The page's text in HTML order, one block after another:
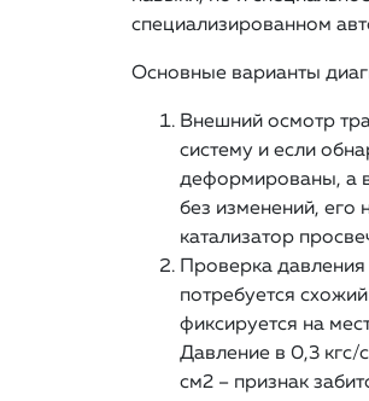
специализированном
Основные варианты
Внешний осмотр
систему и если
деформированы, а
без изменений, его
катализатор
Проверка
потребуется
фиксируется на
Давление в 0,3 кгс/
см2 – признак